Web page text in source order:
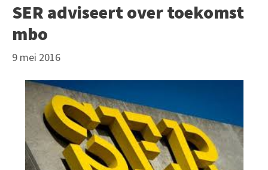
SER adviseert over toekomst
mbo
9 mei 2016